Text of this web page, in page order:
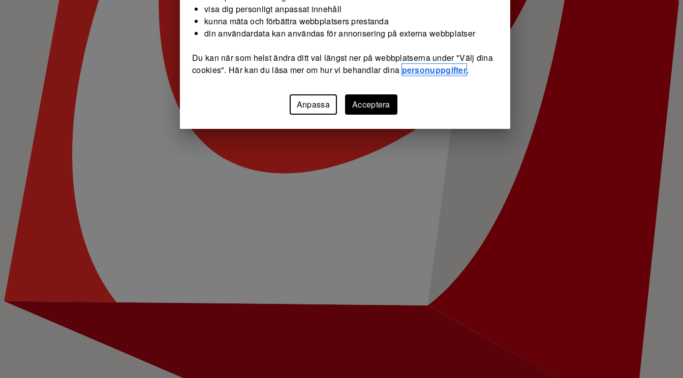
visa dig personligt anpassat innehåll
kunna mäta och förbättra webbplatsers prestanda
din användardata kan användas för annonsering på externa webbplatser
Du kan när som helst ändra ditt val längst ner på webbplatserna under "Välj dina
cookies". Här kan du läsa mer om hur vi behandlar dina personuppgifter.
Anpassa Acceptera